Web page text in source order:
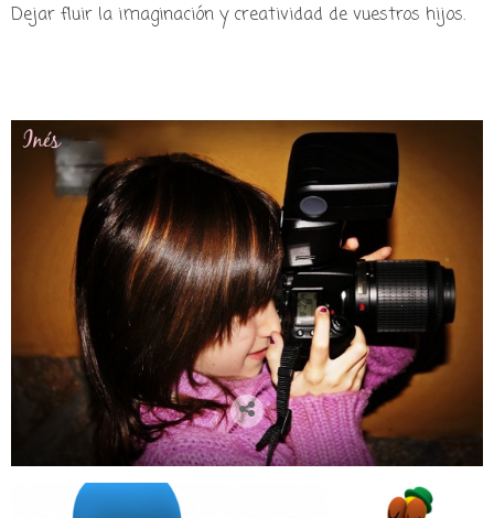
Dejar fluir la imaginación y creatividad de vuestros hijos.